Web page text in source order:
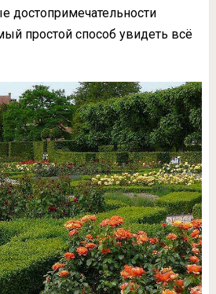
достопримечательности
простой способ увидеть всё